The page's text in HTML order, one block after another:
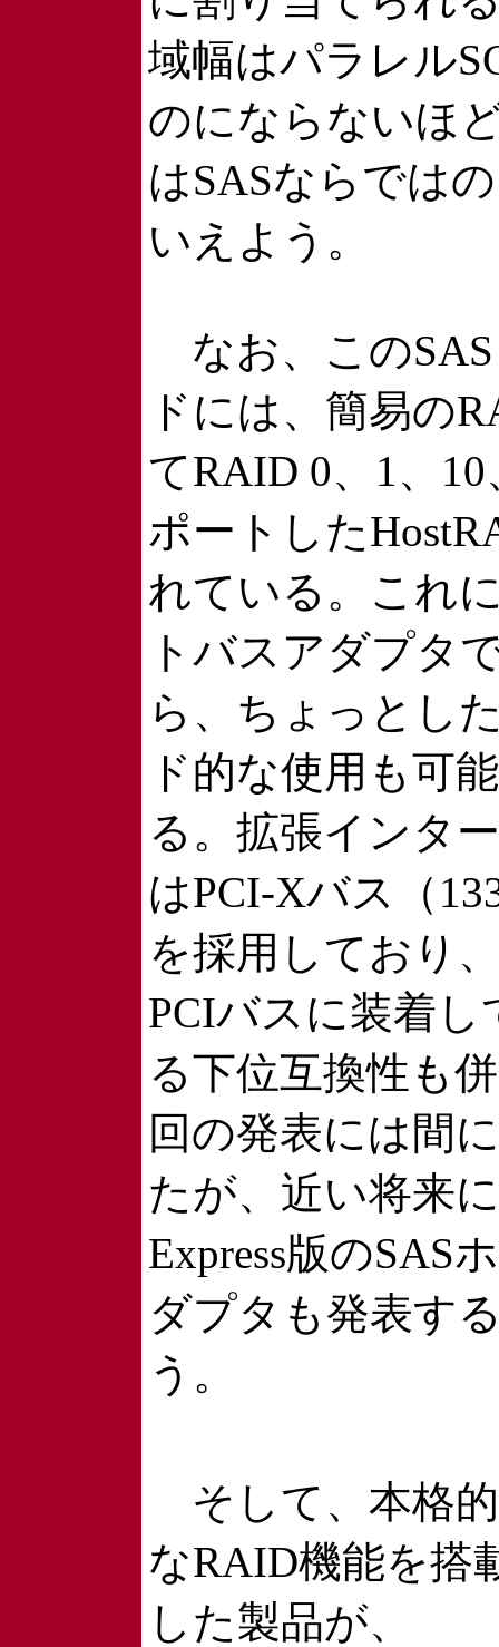
域幅はパラレル
のにならないほ
はSASならでは
いえよう。
なお、このSAS
ドには、簡易の
てRAID 0、1、
ポートした
れている。これ
トバスアダプタ
ら、ちょっとし
ド的な使用も可
る。拡張インタ
はPCI-Xバス（
を採用しており
PCIバスに装着し
る下位互換性も
回の発表には間
たが、近い将来
Express版のSAS
ダプタも発表す
う。
そして、本格的
なRAID機能を搭
した製品が、